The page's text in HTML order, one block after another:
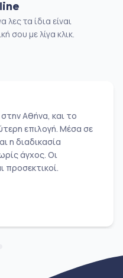
τα ίδια είναι
σου με λίγα κλικ.
Αθήνα, και το
επιλογή. Μέσα σε
η διαδικασία
άγχος. Οι
προσεκτικοί.